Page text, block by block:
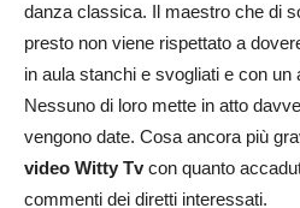
danza classica. Il maestro che di
presto non viene rispettato a
in aula stanchi e svogliati e con un
Nessuno di loro mette in atto
vengono date. Cosa ancora più
video Witty Tvcon quanto
commenti dei diretti interessati.